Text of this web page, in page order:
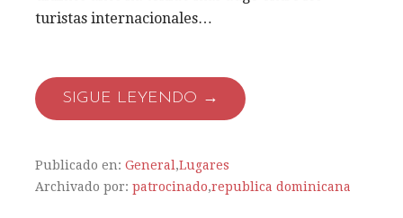
turistas internacionales…
SIGUE LEYENDO →
Publicado en: General ,Lugares
Archivado por: patrocinado,republica dominicana